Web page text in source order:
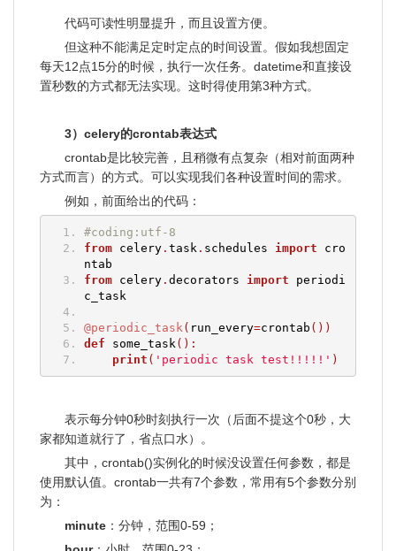
代码可读性明显提升，而且设置方便。
但这种不能满足定时定点的时间设置。假如我想固定
每天12点15分的时候，执行一次任务。datetime和直接设
置秒数的方式都无法实现。这时得使用第3种方式。
3）celery的crontab表达式
crontab是比较完善，且稍微有点复杂（相对前面两种
方式而言）的方式。可以实现我们各种设置时间的需求。
例如，前面给出的代码：
#coding:utf-8
from celery. task . schedules import cro
ntab
from celery. decorators import periodi
c_task
@periodic_task ( run_every=crontab ())
def some_task ():
print ( 'periodic task test!!!!!' )
表示每分钟0秒时刻执行一次（后面不提这个0秒，大
家都知道就行了，省点口水）。
其中，crontab()实例化的时候没设置任何参数，都是
使用默认值。crontab一共有7个参数，常用有5个参数分别
为：
minute ：分钟，范围0-59；